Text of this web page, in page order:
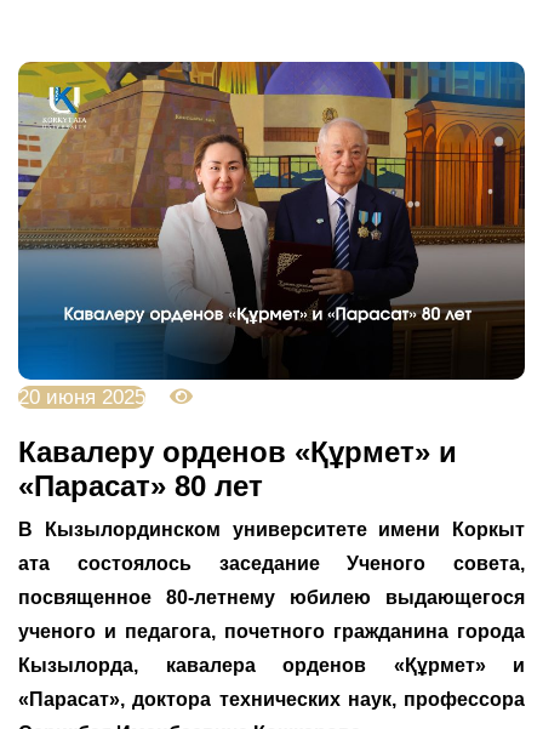
20 июня 2025
Кавалеру орденов «Құрмет» и
«Парасат» 80 лет
В Кызылординском университете имени Коркыт
ата состоялось заседание Ученого совета,
посвященное 80-летнему юбилею выдающегося
ученого и педагога, почетного гражданина города
Кызылорда, кавалера орденов «Құрмет» и
«Парасат», доктора технических наук, профессора